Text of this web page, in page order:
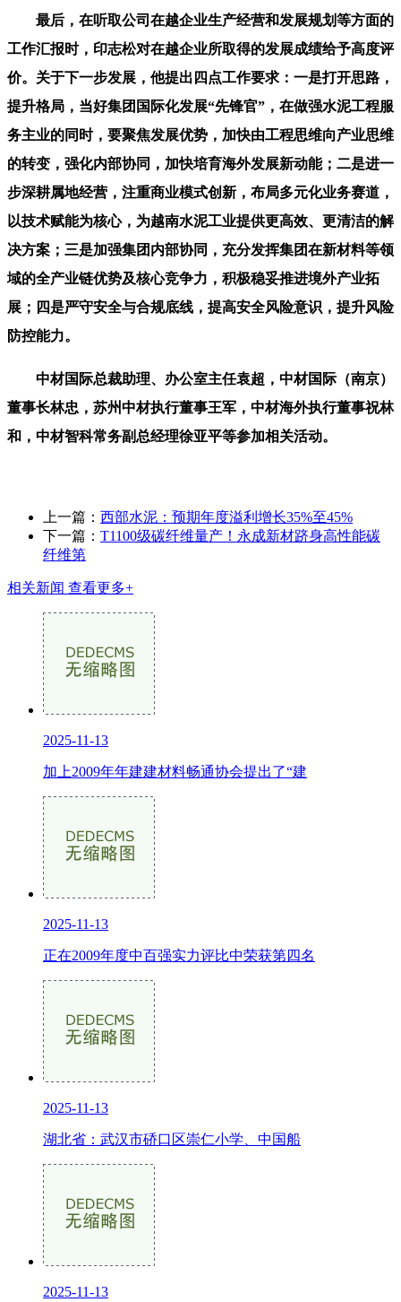
最后，在听取公司在越企业生产经营和发展规划等方面的
工作汇报时，印志松对在越企业所取得的发展成绩给予高度评
价。关于下一步发展，他提出四点工作要求：一是打开思路，
提升格局，当好集团国际化发展“先锋官”，在做强水泥工程服
务主业的同时，要聚焦发展优势，加快由工程思维向产业思维
的转变，强化内部协同，加快培育海外发展新动能；二是进一
步深耕属地经营，注重商业模式创新，布局多元化业务赛道，
以技术赋能为核心，为越南水泥工业提供更高效、更清洁的解
决方案；三是加强集团内部协同，充分发挥集团在新材料等领
域的全产业链优势及核心竞争力，积极稳妥推进境外产业拓
展；四是严守安全与合规底线，提高安全风险意识，提升风险
防控能力。
中材国际总裁助理、办公室主任袁超，中材国际（南京）
董事长林忠，苏州中材执行董事王军，中材海外执行董事祝林
和，中材智科常务副总经理徐亚平等参加相关活动。
上一篇： 西部水泥：预期年度溢利增长35%至45%
下一篇： T1100级碳纤维量产！永成新材跻身高性能碳
纤维第
相关新闻 查看更多+
2025-11-13
加上2009年年建建材料畅通协会提出了“建
2025-11-13
正在2009年度中百强实力评比中荣获第四名
2025-11-13
湖北省：武汉市硚口区崇仁小学、中国船
2025-11-13